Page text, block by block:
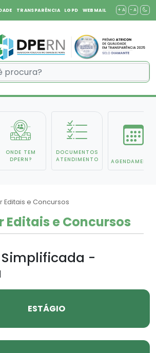
TRANSPARÊNCIA LGPD WEBMAIL + A - A
ONDE TEM
DPERN?
DOCUMENTOS
ATENDIMENTO
AGENDAMENTO
Editais e Concursos
Editais e Concursos
Simplificada -
ESTÁGIO